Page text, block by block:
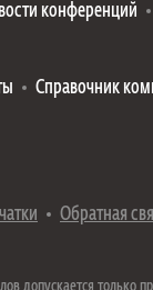
конференций
Справочник
Обратная
допускается только